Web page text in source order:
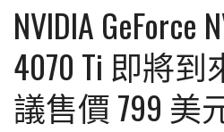
NVIDIA GeForce
4070 Ti 即將
議售價 799 美